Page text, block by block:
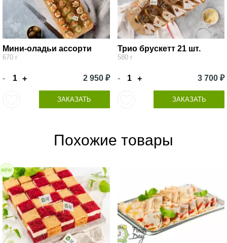
Мини-оладьи ассорти
670 г
- + 2 950 ₽
ЗАКАЗАТЬ
Трио брускетт 21 шт.
580 г
- + 3 700 ₽
ЗАКАЗАТЬ
Похожие товары